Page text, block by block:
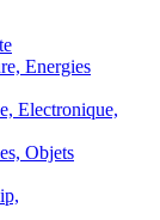
Energies
Electronique,
Objets